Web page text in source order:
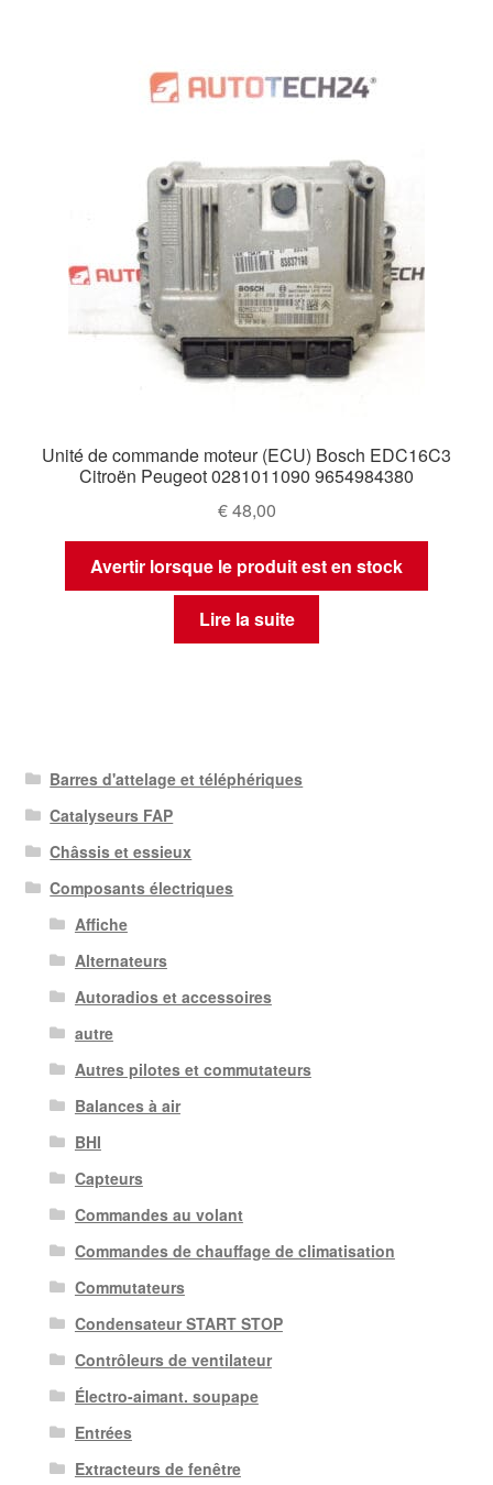
Unité de commande moteur (ECU) Bosch EDC16C3
Citroën Peugeot 0281011090 9654984380
€48,00
Avertir lorsque le produit est en stock
Lire la suite
Barres d'attelage et téléphériques
Catalyseurs FAP
Châssis et essieux
Composants électriques
Affiche
Alternateurs
Autoradios et accessoires
autre
Autres pilotes et commutateurs
Balances à air
BHI
Capteurs
Commandes au volant
Commandes de chauffage de climatisation
Commutateurs
Condensateur START STOP
Contrôleurs de ventilateur
Électro-aimant. soupape
Entrées
Extracteurs de fenêtre